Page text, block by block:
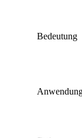
Bedeutung